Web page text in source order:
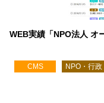
WEB実績「NPO法人 オ
CMS NPO・行